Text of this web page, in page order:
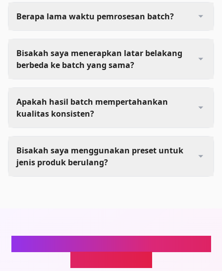
Berapa lama waktu pemrosesan batch?
Bisakah saya menerapkan latar belakang
berbeda ke batch yang sama?
Apakah hasil batch mempertahankan
kualitas konsisten?
Bisakah saya menggunakan preset untuk
jenis produk berulang?